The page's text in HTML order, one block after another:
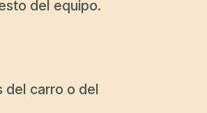
del equipo.
del carro o del